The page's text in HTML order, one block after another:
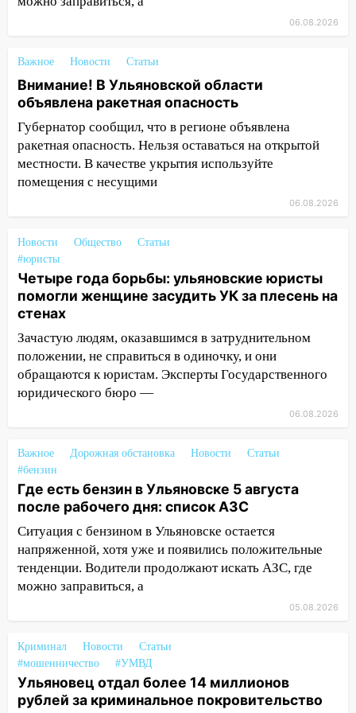
Соцсети: на Рябикова автомобиль
10:27
Где есть бензин в Ульяновске
днем 6 августа: список АЗС
10:16
Внимание! В Ульяновской области
объявлена ракетная опасность
10:00 В Старомайнском районе утонул
51-летний мужчина
09:44
юному велосипедисту на улице
Чернышевского
08:21
велосипеда
07:18 В Ульяновск идет
тридцатиградусная жара: какая будет
погода в четверг
юристы помогли женщине засудить УК
за плесень на стенах
05:00 Кому 6 августа звезды сулят
прибыль, а кому — испытания на
прочность
05.08.2026
22:58
Соцсети: на проспекте Тюленева
ДТП с мотоциклистом
жительницу Ульяновской области
19:14
Житель Ульяновской области
подвез троих незнакомцев на трассе и
заработал уголовное дело
06.08.2026
Важное Новости Статьи
Внимание! В Ульяновской области
объявлена ракетная опасность
Губернатор сообщил, что в регионе объявлена
ракетная опасность. Нельзя оставаться на открытой
местности. В качестве укрытия используйте
помещения с несущими
06.08.2026
Новости Общество
Статьи
#юристы
Четыре года борьбы: ульяновские юристы
помогли женщине засудить УК за плесень на
стенах
Зачастую людям, оказавшимся в затруднительном
положении, не справиться в одиночку, и они
обращаются к юристам. Эксперты Государственного
юридического бюро —
06.08.2026
Важное Дорожная обстановка Новости
Статьи
#бензин
Где есть бензин в Ульяновске 5 августа
после рабочего дня: список АЗС
Ситуация с бензином в Ульяновске остается
напряженной, хотя уже и появились положительные
тенденции. Водители продолжают искать АЗС, где
можно заправиться, а
05.08.2026
Криминал Новости
Статьи
#мошенничество
#УМВД
Ульяновец отдал более 14 миллионов
рублей за криминальное покровительство